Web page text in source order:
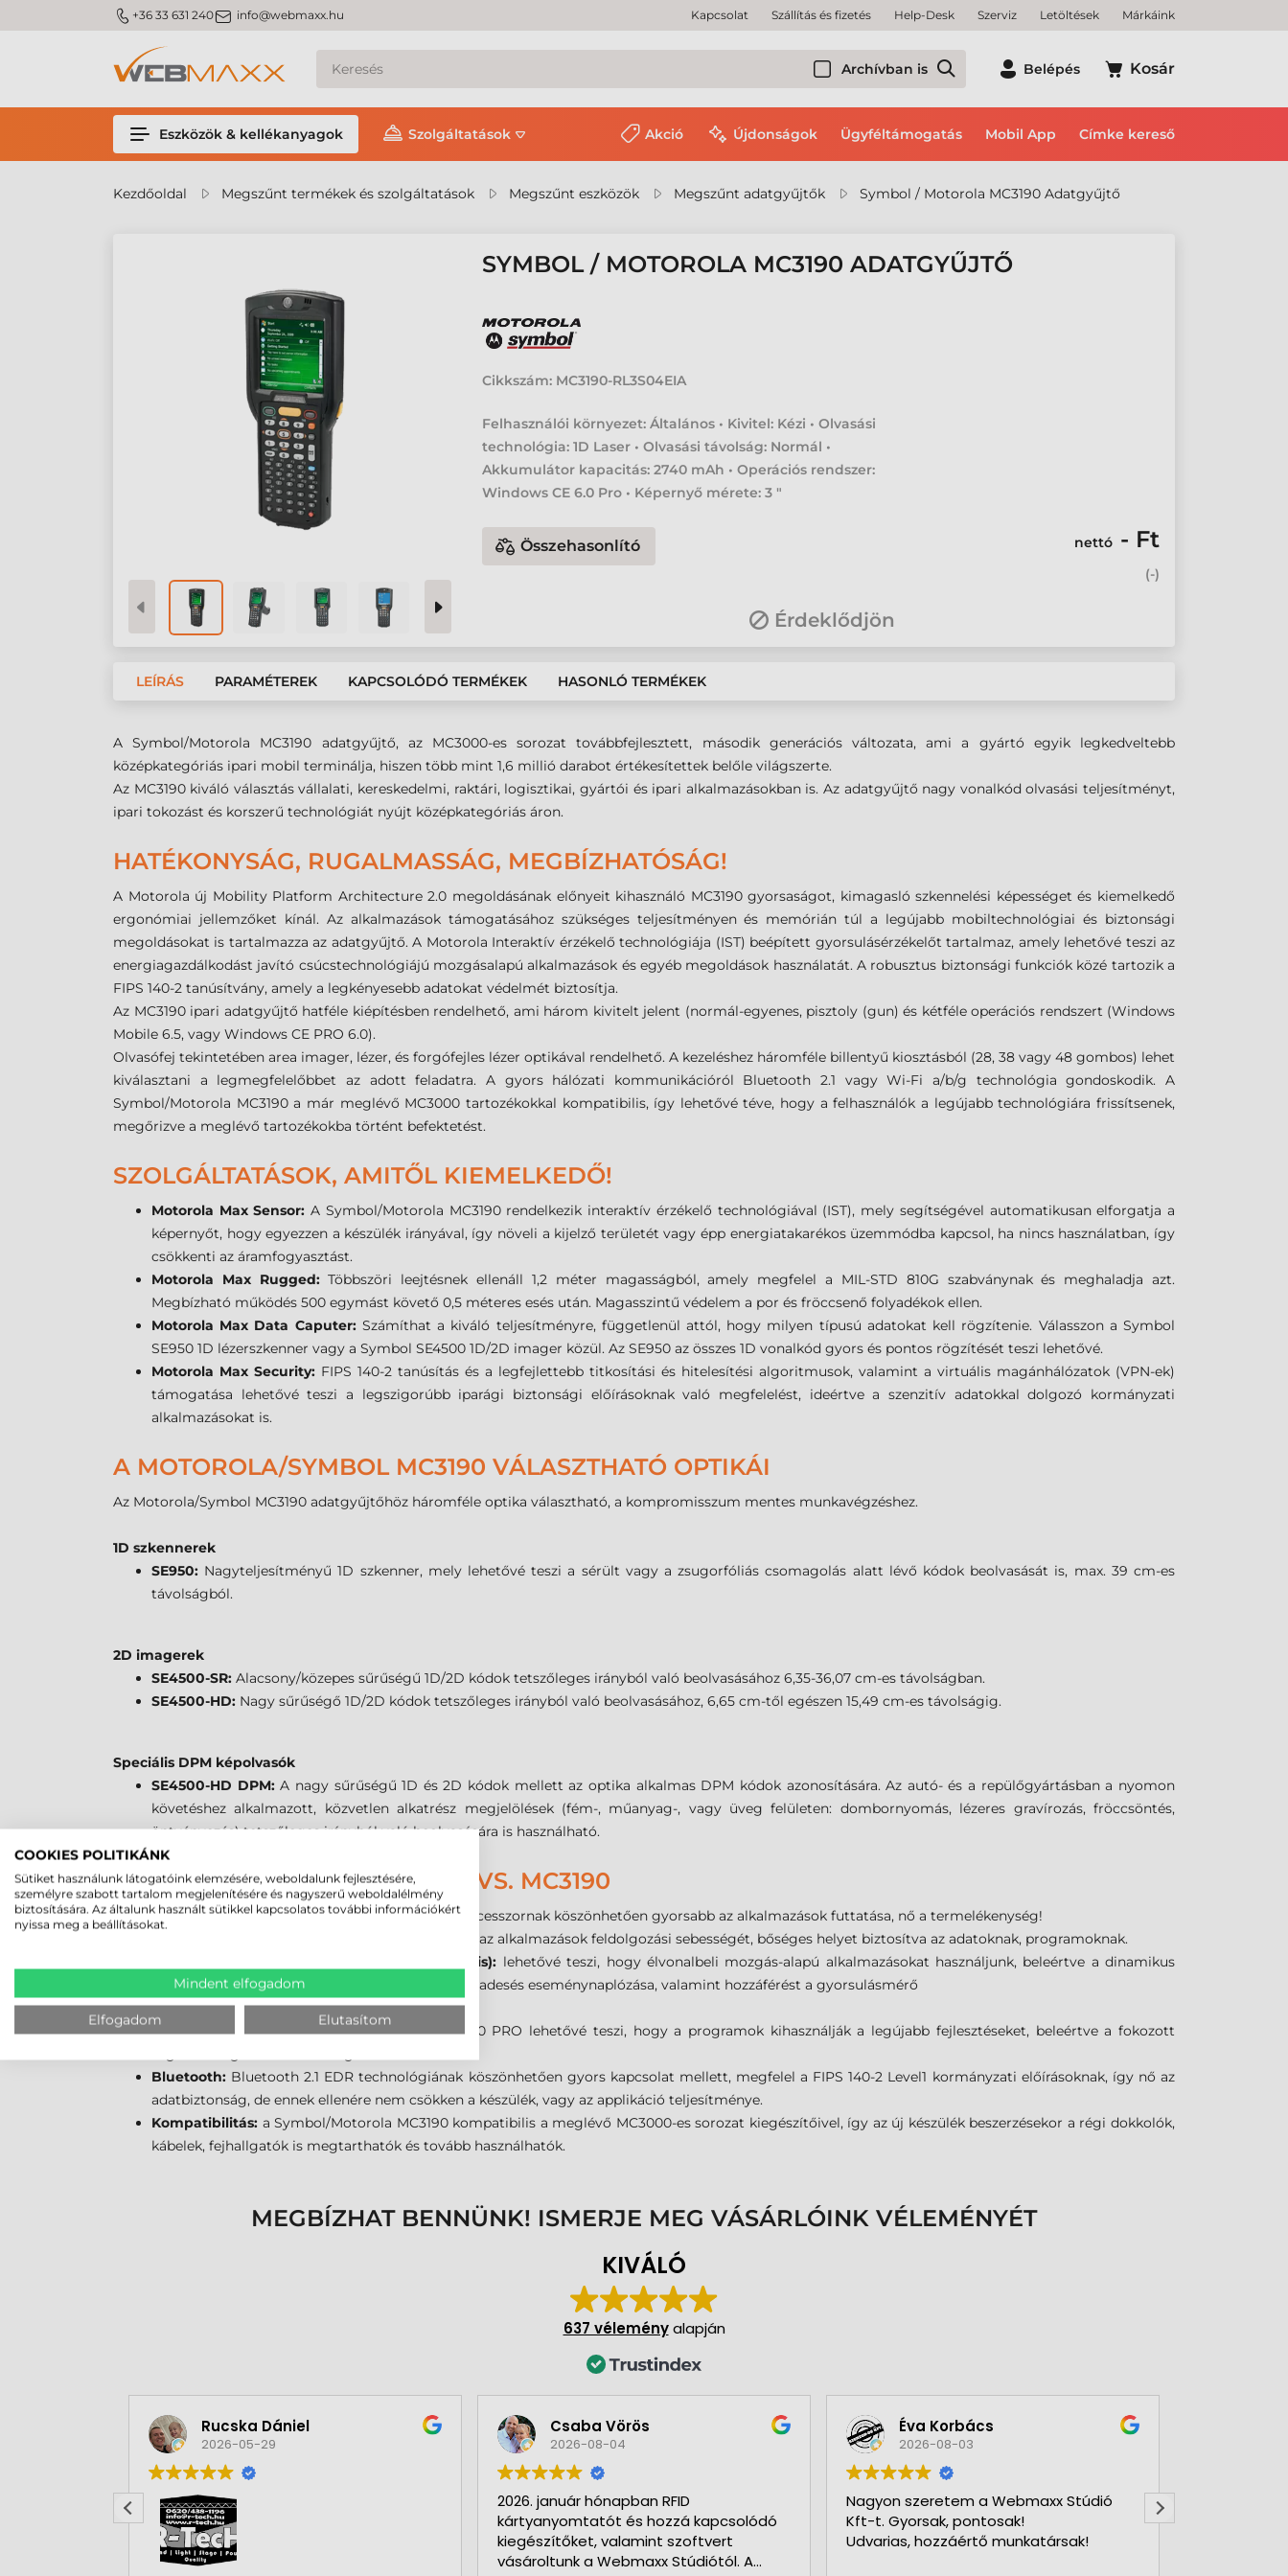
m_phone +36 33 631 240m_email info@webmaxx.hu Kapcsolat Szállítás és fizetés Help-Desk Szerviz Letöltések Márkáink
Archívban is Belépés Kosár
Eszközök & kellékanyagok Szolgáltatások Akció Újdonságok Ügyféltámogatás Mobil App Címke kereső
Kezdőoldal Megszűnt termékek és szolgáltatások Megszűnt eszközök Megszűnt adatgyűjtők Symbol / Motorola MC3190 Adatgyűjtő
SYMBOL / MOTOROLA MC3190 ADATGYŰJTŐ
Cikkszám: MC3190-RL3S04EIA
Felhasználói környezet: Általános • Kivitel: Kézi • Olvasási
technológia: 1D Laser • Olvasási távolság: Normál •
Akkumulátor kapacitás: 2740 mAh • Operációs rendszer:
Windows CE 6.0 Pro • Képernyő mérete: 3 "
Összehasonlító nettó - Ft
(-)
Érdeklődjön
LEÍRÁS PARAMÉTEREK KAPCSOLÓDÓ TERMÉKEK HASONLÓ TERMÉKEK
A Symbol/Motorola MC3190 adatgyűjtő, az MC3000-es sorozat továbbfejlesztett, második generációs változata, ami a gyártó egyik legkedveltebb
középkategóriás ipari mobil terminálja, hiszen több mint 1,6 millió darabot értékesítettek belőle világszerte.
Az MC3190 kiváló választás vállalati, kereskedelmi, raktári, logisztikai, gyártói és ipari alkalmazásokban is. Az adatgyűjtő nagy vonalkód olvasási teljesítményt,
ipari tokozást és korszerű technológiát nyújt középkategóriás áron.
HATÉKONYSÁG, RUGALMASSÁG, MEGBÍZHATÓSÁG!
A Motorola új Mobility Platform Architecture 2.0 megoldásának előnyeit kihasználó MC3190 gyorsaságot, kimagasló szkennelési képességet és kiemelkedő
ergonómiai jellemzőket kínál. Az alkalmazások támogatásához szükséges teljesítményen és memórián túl a legújabb mobiltechnológiai és biztonsági
megoldásokat is tartalmazza az adatgyűjtő. A Motorola Interaktív érzékelő technológiája (IST) beépített gyorsulásérzékelőt tartalmaz, amely lehetővé teszi az
energiagazdálkodást javító csúcstechnológiájú mozgásalapú alkalmazások és egyéb megoldások használatát. A robusztus biztonsági funkciók közé tartozik a
FIPS 140-2 tanúsítvány, amely a legkényesebb adatokat védelmét biztosítja.
Az MC3190 ipari adatgyűjtő hatféle kiépítésben rendelhető, ami három kivitelt jelent (normál-egyenes, pisztoly (gun) és kétféle operációs rendszert (Windows
Mobile 6.5, vagy Windows CE PRO 6.0).
Olvasófej tekintetében area imager, lézer, és forgófejles lézer optikával rendelhető. A kezeléshez háromféle billentyű kiosztásból (28, 38 vagy 48 gombos) lehet
kiválasztani a legmegfelelőbbet az adott feladatra. A gyors hálózati kommunikációról Bluetooth 2.1 vagy Wi-Fi a/b/g technológia gondoskodik. A
Symbol/Motorola MC3190 a már meglévő MC3000 tartozékokkal kompatibilis, így lehetővé téve, hogy a felhasználók a legújabb technológiára frissítsenek,
megőrizve a meglévő tartozékokba történt befektetést.
SZOLGÁLTATÁSOK, AMITŐL KIEMELKEDŐ!
Motorola Max Sensor:A Symbol/Motorola MC3190 rendelkezik interaktív érzékelő technológiával (IST), mely segítségével automatikusan elforgatja a
képernyőt, hogy egyezzen a készülék irányával, így növeli a kijelző területét vagy épp energiatakarékos üzemmódba kapcsol, ha nincs használatban, így
csökkenti az áramfogyasztást.
Motorola Max Rugged:Többszöri leejtésnek ellenáll 1,2 méter magasságból, amely megfelel a MIL-STD 810G szabványnak és meghaladja azt.
Megbízható működés 500 egymást követő 0,5 méteres esés után. Magasszintű védelem a por és fröccsenő folyadékok ellen.
Motorola Max Data Caputer: Számíthat a kiváló teljesítményre, függetlenül attól, hogy milyen típusú adatokat kell rögzítenie. Válasszon a Symbol
SE950 1D lézerszkenner vagy a Symbol SE4500 1D/2D imager közül. Az SE950 az összes 1D vonalkód gyors és pontos rögzítését teszi lehetővé.
Motorola Max Security: FIPS 140-2 tanúsítás és a legfejlettebb titkosítási és hitelesítési algoritmusok, valamint a virtuális magánhálózatok (VPN-ek)
támogatása lehetővé teszi a legszigorúbb iparági biztonsági előírásoknak való megfelelést, ideértve a szenzitív adatokkal dolgozó kormányzati
alkalmazásokat is.
A MOTOROLA/SYMBOL MC3190 VÁLASZTHATÓ OPTIKÁI
Az Motorola/Symbol MC3190 adatgyűjtőhöz háromféle optika választható, a kompromisszum mentes munkavégzéshez.
1D szkennerek
SE950: Nagyteljesítményű 1D szkenner, mely lehetővé teszi a sérült vagy a zsugorfóliás csomagolás alatt lévő kódok beolvasását is, max. 39 cm-es
távolságból.
2D imagerek
SE4500-SR: Alacsony/közepes sűrűségű 1D/2D kódok tetszőleges irányból való beolvasásához 6,35-36,07 cm-es távolságban.
SE4500-HD: Nagy sűrűségő 1D/2D kódok tetszőleges irányból való beolvasásához, 6,65 cm-től egészen 15,49 cm-es távolságig.
Speciális DPM képolvasók
SE4500-HD DPM:A nagy sűrűségű 1D és 2D kódok mellett az optika alkalmas DPM kódok azonosítására. Az autó- és a repülőgyártásban a nyomon
követéshez alkalmazott, közvetlen alkatrész megjelölések (fém-, műanyag-, vagy üveg felületen: dombornyomás, lézeres gravírozás, fröccsöntés,
öntvényezés) tetszőleges irányból való beolvasására is használható.
MOTOROLA/SYMBOL MC3000 VS. MC3190
Processzor:a Marvell PXA320 @ 624 MHz-es processzornak köszönhetően gyorsabb az alkalmazások futtatása, nő a termelékenység!
a memória jelentős növelése elősegíti az alkalmazások feldolgozási sebességét, bőséges helyet biztosítva az adatoknak, programoknak.
IST (Interactive Sensor Technology) (opcionális): lehetővé teszi, hogy élvonalbeli mozgás-alapú alkalmazásokat használjunk, beleértve a dinamikus
képernyő tájolást, energiagazdálkodási és a szabadesés eseménynaplózása, valamint hozzáférést a gyorsulásmérő
adataihoz egyedi alkalmazások számára.
Operációs rendszer:Microsoft Windows CE 6.0 PRO lehetővé teszi, hogy a programok kihasználják a legújabb fejlesztéseket, beleértve a fokozott
Bluetooth: Bluetooth 2.1 EDR technológiának köszönhetően gyors kapcsolat mellett, megfelel a FIPS 140-2 Level1 kormányzati előírásoknak, így nő az
adatbiztonság, de ennek ellenére nem csökken a készülék, vagy az applikáció teljesítménye.
Kompatibilitás: a Symbol/Motorola MC3190 kompatibilis a meglévő MC3000-es sorozat kiegészítőivel, így az új készülék beszerzésekor a régi dokkolók,
kábelek, fejhallgatók is megtarthatók és tovább használhatók.
MEGBÍZHAT BENNÜNK! ISMERJE MEG VÁSÁRLÓINK VÉLEMÉNYÉT
KIVÁLÓ
637 véleményalapján
Rucska Dániel
2026-05-29
Csaba Vörös
2026-08-04
2026. január hónapban RFID
kártyanyomtatót és hozzá kapcsolódó
kiegészítőket, valamint szoftvert
vásároltunk a Webmaxx Stúdiótól. A
Éva Korbács
2026-08-03
Nagyon szeretem a Webmaxx Stúdió
Kft-t. Gyorsak, pontosak!
Udvarias, hozzáértő munkatársak!
COOKIES POLITIKÁNK
Sütiket használunk látogatóink elemzésére, weboldalunk fejlesztésére,
személyre szabott tartalom megjelenítésére és nagyszerű weboldalélmény
biztosítására. Az általunk használt sütikkel kapcsolatos további információkért
nyissa meg a beállításokat.
Mindent elfogadom
Elfogadom Elutasítom